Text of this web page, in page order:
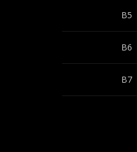
B5
B6
B7